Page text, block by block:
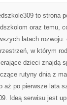
to strona
oraz temu,
latach
w którym
dzieci znajdą
rutyny dnia z
aż po pierwsze lata
Ideą serwisu jest